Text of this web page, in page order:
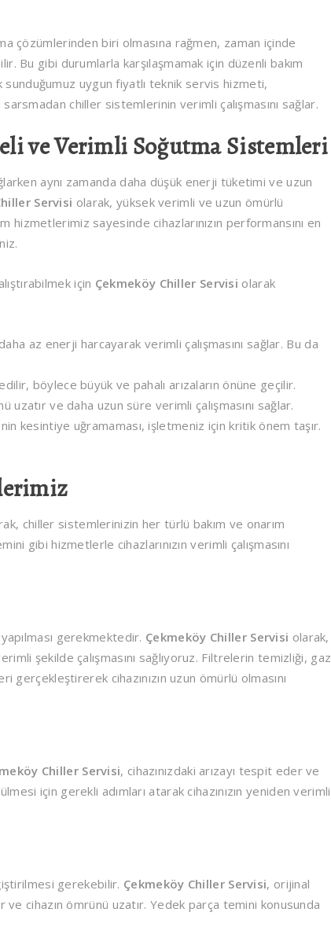
çözümlerinden biri olmasına rağmen, zaman içinde
Bu gibi durumlarla karşılaşmamak için düzenli bakım
sunduğumuz uygun fiyatlı teknik servis hizmeti,
chiller sistemlerinin verimli çalışmasını sağlar.
ve Verimli Soğutma Sistemleri
aynı zamanda daha düşük enerji tüketimi ve uzun
Servisi olarak, yüksek verimli ve uzun ömürlü
sayesinde cihazlarınızın performansını en
için Çekmeköy Chiller Servisi olarak
az enerji harcayarak verimli çalışmasını sağlar. Bu da
böylece büyük ve pahalı arızaların önüne geçilir.
uzatır ve daha uzun süre verimli çalışmasını sağlar.
kesintiye uğramaması, işletmeniz için kritik önem taşır.
chiller sistemlerinizin her türlü bakım ve onarım
gibi hizmetlerle cihazlarınızın verimli çalışmasını
gerekmektedir. Çekmeköy Chiller Servisi olarak,
şekilde çalışmasını sağlıyoruz. Filtrelerin temizliği, gaz
gerçekleştirerek cihazınızın uzun ömürlü olmasını
Chiller Servisi, cihazınızdaki arızayı tespit eder ve
için gerekli adımları atarak cihazınızın yeniden verimli
gerekebilir. Çekmeköy Chiller Servisi, orijinal
ve cihazın ömrünü uzatır. Yedek parça temini konusunda